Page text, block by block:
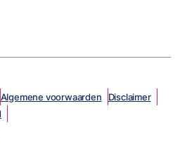
Algemene voorwaarden
Disclaimer